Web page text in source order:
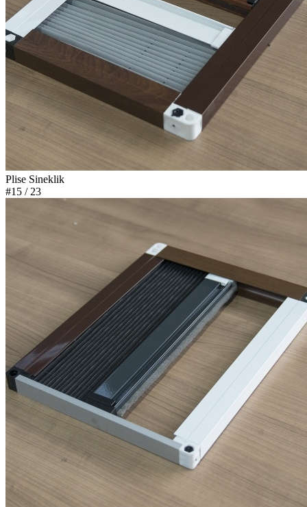
Plise Sineklik
#15 / 23